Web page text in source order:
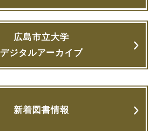
広島市立大学
デジタルアーカイブ
新着図書情報